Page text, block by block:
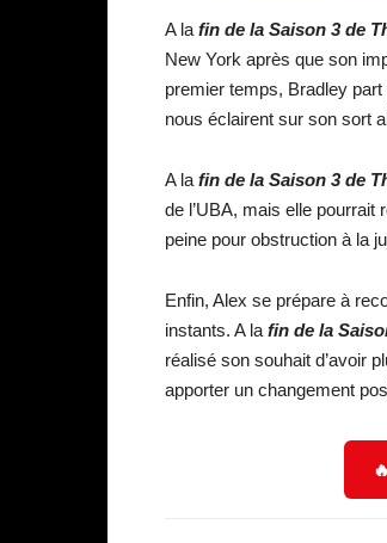
A la fin de la Saison 3 de
New York après que son
premier temps, Bradley
nous éclairent sur son sort
A la fin de la Saison 3 de
de l’UBA, mais elle pourrait
peine pour obstruction à la
Enfin, Alex se prépare à
instants. A la fin de la
réalisé son souhait d’avoir
apporter un changement